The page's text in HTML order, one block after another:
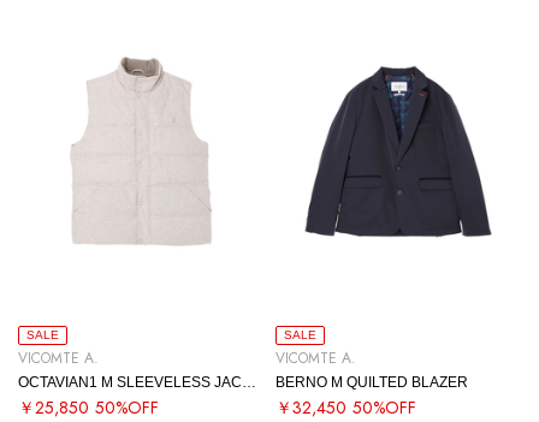
SALE
VICOMTE A.
OCTAVIAN1 M SLEEVELESS JACKET
￥25,850 50%OFF
SALE
VICOMTE A.
BERNO M QUILTED BLAZER
￥32,450 50%OFF